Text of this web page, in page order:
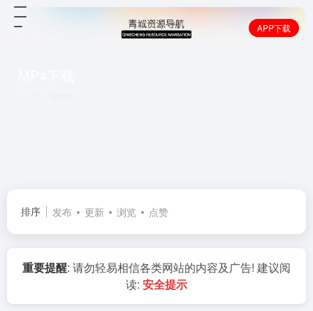
APP下载
排序 发布 更新 浏览 点赞
重要提醒: 请勿轻易相信各类网站的内容及广告! 建议阅
读: 安全提示